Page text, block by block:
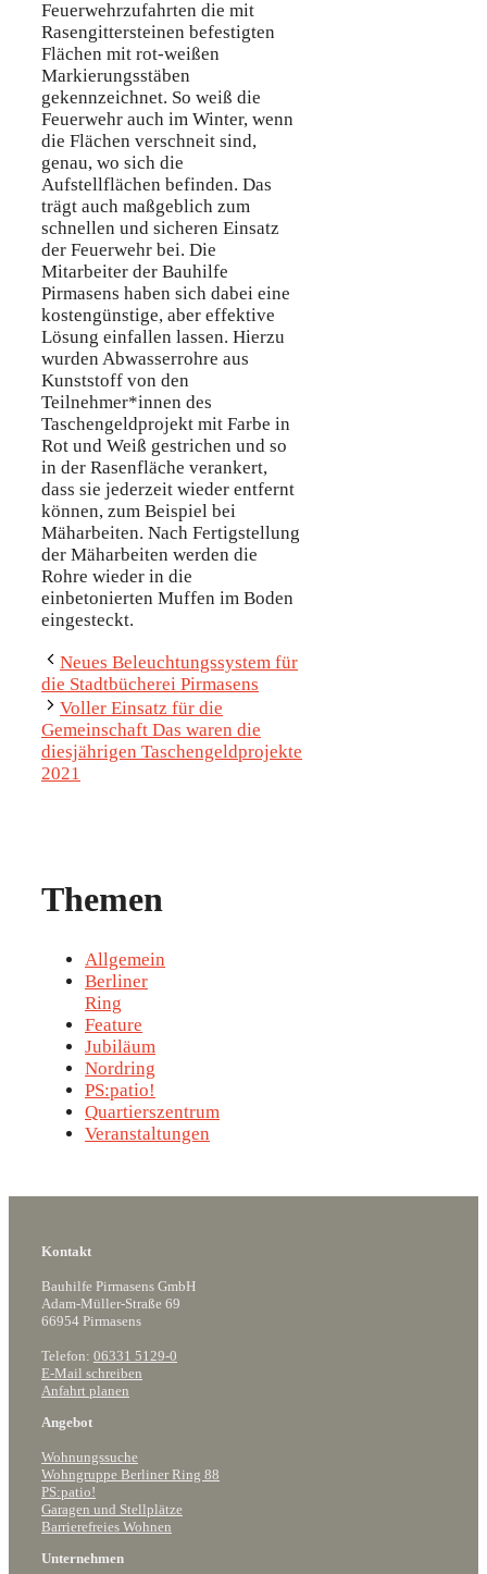
Feuerwehrzufahrten die mit
Rasengittersteinen befestigten
Flächen mit rot-weißen
Markierungsstäben
gekennzeichnet. So weiß die
Feuerwehr auch im Winter, wenn
die Flächen verschneit sind,
genau, wo sich die
Aufstellflächen befinden. Das
trägt auch maßgeblich zum
schnellen und sicheren Einsatz
der Feuerwehr bei. Die
Mitarbeiter der Bauhilfe
Pirmasens haben sich dabei eine
kostengünstige, aber effektive
Lösung einfallen lassen. Hierzu
wurden Abwasserrohre aus
Kunststoff von den
Teilnehmer*innen des
Taschengeldprojekt mit Farbe in
Rot und Weiß gestrichen und so
in der Rasenfläche verankert,
dass sie jederzeit wieder entfernt
können, zum Beispiel bei
Mäharbeiten. Nach Fertigstellung
der Mäharbeiten werden die
Rohre wieder in die
einbetonierten Muffen im Boden
eingesteckt.
Neues Beleuchtungssystem für
die Stadtbücherei Pirmasens
Voller Einsatz für die
Gemeinschaft Das waren die
diesjährigen Taschengeldprojekte
2021
Themen
Allgemein
Berliner
Ring
Feature
Jubiläum
Nordring
PS:patio!
Quartierszentrum
Veranstaltungen
Kontakt
Bauhilfe Pirmasens GmbH
Adam-Müller-Straße 69
66954 Pirmasens
Telefon: 06331 5129-0
E-Mail schreiben
Anfahrt planen
Angebot
Wohnungssuche
Wohngruppe Berliner Ring 88
PS:patio!
Garagen und Stellplätze
Barrierefreies Wohnen
Unternehmen